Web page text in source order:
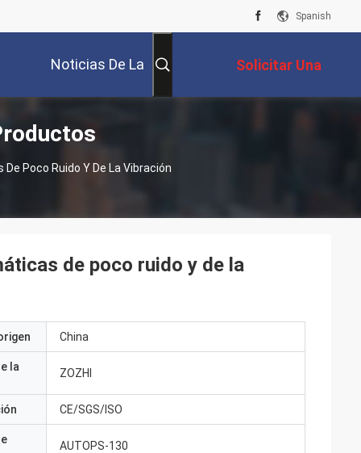
Spanish
Noticias De La
Compañía
Solicitar Una
Cotización
Poco Ruido Y De La Vibración
de poco ruido y de la
China
la
ZOZHI
CE/SGS/ISO
AUTOPS-130